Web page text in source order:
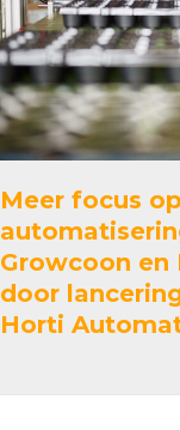
Meer focus op
Growcoon en
door
Horti